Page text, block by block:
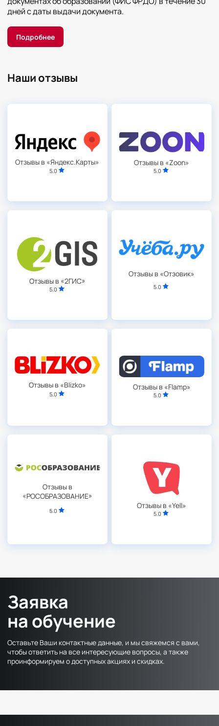
дней с даты выдачи документа.
Подробнее
Наши отзывы
Отзывы в «Яндекс.Карты»
5.0
Отзывы в «Zoon»
5.0
Отзывы в «2ГИС»
5.0
Отзывы в «Отзовик»
5.0
Отзывы в «Blizko»
5.0
Отзывы в «Flamp»
5.0
Отзывы в
«РОСОБРАЗОВАНИЕ»
5.0
Отзывы в «Yell»
5.0
Заявка
на обучение
Оставьте Ваши контактные данные, и мы свяжемся с вами,
чтобы ответить на все интересующие вопросы, а также
проинформируем о доступных акциях и скидках.